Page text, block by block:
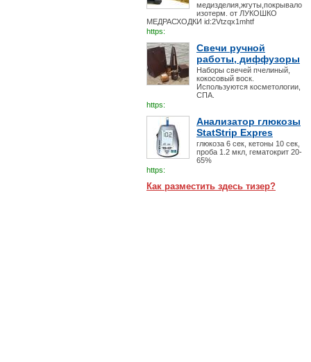
медизделия,жгуты,покрывало
изотерм. от ЛУКОШКО
МЕДРАСХОДКИ id:2Vtzqx1mhtf
https:
Свечи ручной
работы, диффузоры
Наборы свечей пчелиный,
кокосовый воск.
Используются косметологии,
СПА.
https:
Анализатор глюкозы
StatStrip Expres
глюкоза 6 сек, кетоны 10 сек,
проба 1.2 мкл, гематокрит 20-
65%
https:
Как разместить здесь тизер?